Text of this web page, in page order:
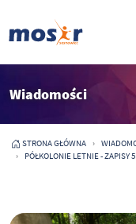
Wiadomości
STRONA GŁÓWNA
PÓŁKOLONIE LETNIE - ZAPISY